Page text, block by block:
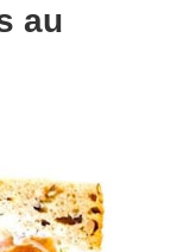
au